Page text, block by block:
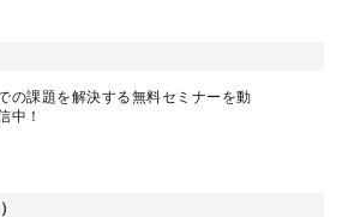
の課題を解決する無料セミナーを動
中！